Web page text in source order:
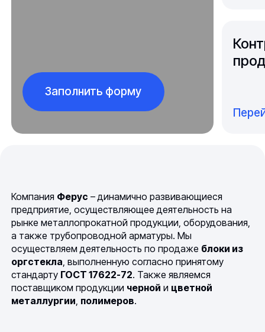
Заполнить форму
Компания Ферус – динамично развивающиеся
предприятие, осуществляющее деятельность на
рынке металлопрокатной продукции, оборудования,
а также трубопроводной арматуры. Мы
осуществляем деятельность по продаже блоки из
оргстекла, выполненную согласно принятому
стандарту ГОСТ 17622-72. Также являемся
поставщиком продукции черной и цветной
металлургии, полимеров.